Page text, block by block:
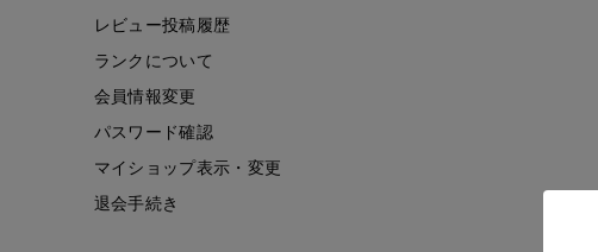
レビュー投稿履歴
ランクについて
会員情報変更
パスワード確認
マイショップ表示・変更
退会手続き